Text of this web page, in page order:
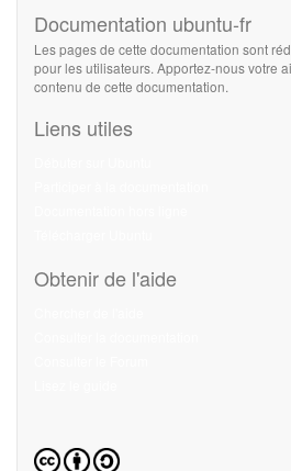
Documentation ubuntu-fr
Les pages de cette documentation sont
pour les utilisateurs. Apportez-nous votre
contenu de cette documentation.
Liens utiles
Obtenir de l'aide